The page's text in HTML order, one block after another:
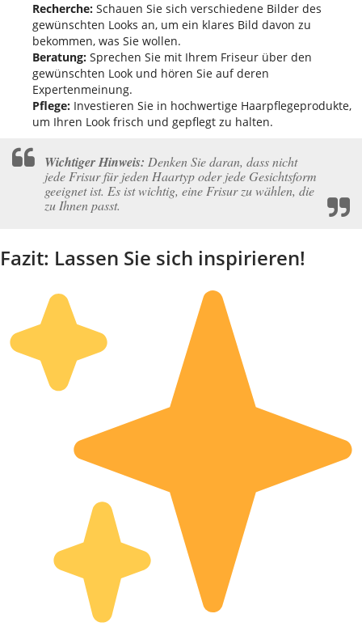
Recherche: Schauen Sie sich verschiedene Bilder des
gewünschten Looks an, um ein klares Bild davon zu
bekommen, was Sie wollen.
Beratung: Sprechen Sie mit Ihrem Friseur über den
gewünschten Look und hören Sie auf deren
Expertenmeinung.
Pflege: Investieren Sie in hochwertige Haarpflegeprodukte,
um Ihren Look frisch und gepflegt zu halten.
Wichtiger Hinweis: Denken Sie daran, dass nicht
jede Frisur für jeden Haartyp oder jede Gesichtsform
geeignet ist. Es ist wichtig, eine Frisur zu wählen, die
zu Ihnen passt.
Fazit: Lassen Sie sich inspirieren!